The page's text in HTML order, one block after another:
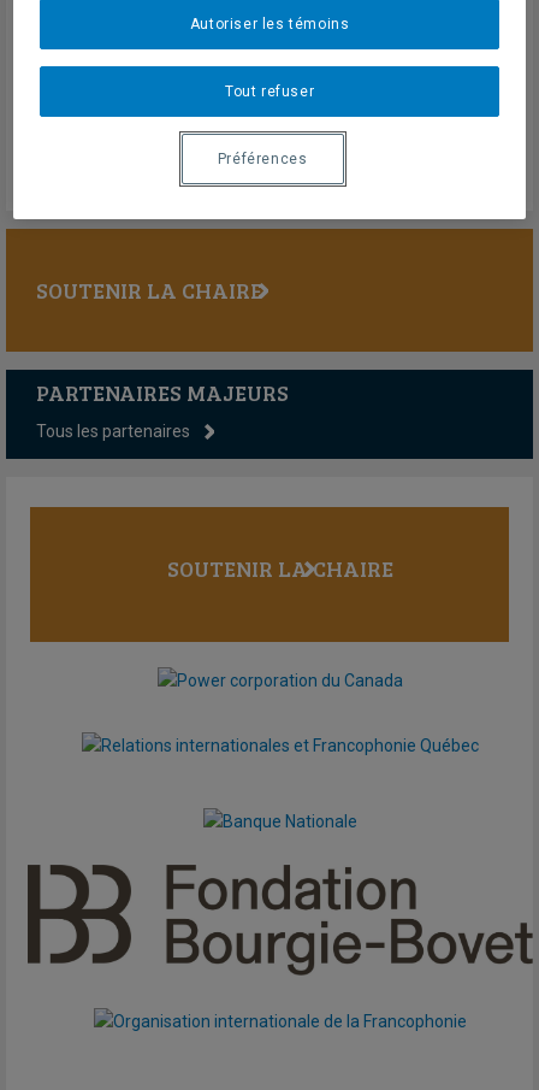
En savoir plus
SOUTENIR LA CHAIRE
PARTENAIRES MAJEURS
Tous les partenaires
SOUTENIR LA CHAIRE
Tout refuser
Autoriser les témoins
Préférences